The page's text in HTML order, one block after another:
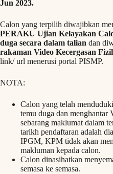
Jun 2023.
Calon yang terpilih diwajibkan
PERAKU Ujian Kelayakan
duga secara dalam talian dan
rakaman Video Kecergasan
link/ url menerusi portal PISMP.
NOTA:
Calon yang telah
temu duga dan
sebarang maklumat dalam
tarikh pendaftaran adalah
IPGM, KPM tidak akan
makluman kepada calon.
Calon dinasihatkan
semasa ke semasa.